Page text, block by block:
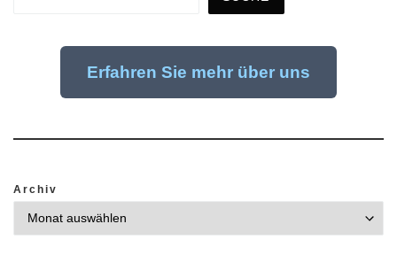
Erfahren Sie mehr über uns
Archiv